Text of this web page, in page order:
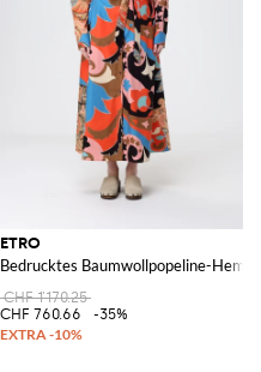
ETRO
Bedrucktes Baumwollpopeline-
CHF 1'170.25
CHF 760.66
-35%